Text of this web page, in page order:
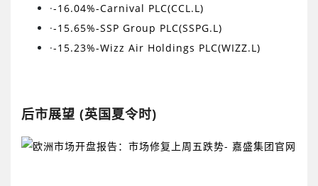
·-16.04%-Carnival PLC(CCL.L)
·-15.65%-SSP Group PLC(SSPG.L)
·-15.23%-Wizz Air Holdings PLC(WIZZ.L)
后市展望 (英国夏令时)